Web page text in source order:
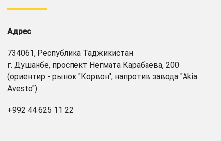
Адрес
734061, Республика Таджикистан
г. Душанбе, проспект Негмата Карабаева, 200
(ориентир - рынок "Корвон", напротив завода "Akia
Avesto")
+992 44 625 11 22